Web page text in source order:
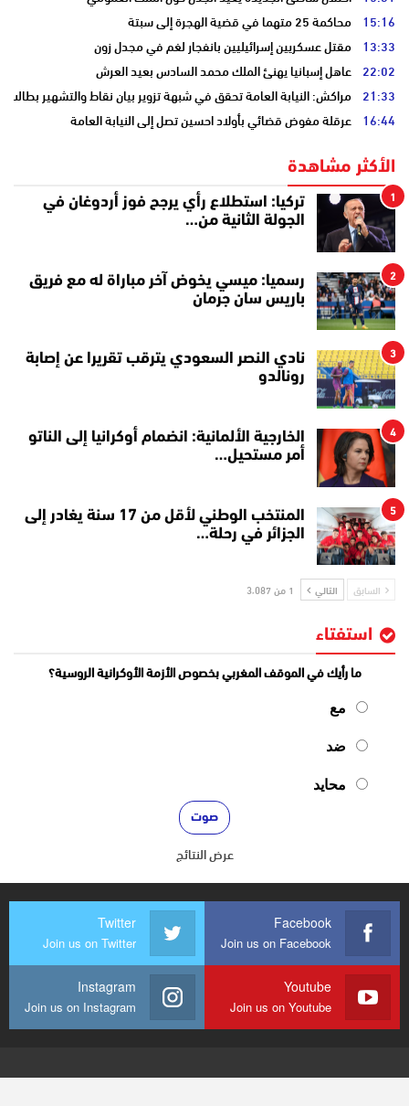
15:16 محاكمة 25 متهما في قضية الهجرة إلى سبتة
13:33 مقتل عسكريين إسرائيليين بانفجار لغم في مجدل زون
22:02 عاهل إسبانيا يهنئ الملك محمد السادس بعيد العرش
21:33 مراكش: النيابة العامة تحقق في شبهة تزوير بيان نقاط والتشهير بطالب
16:44 عرقلة مفوض قضائي بأولاد احسين تصل إلى النيابة العامة
الأكثر مشاهدة
1
تركيا: استطلاع رأي يرجح فوز أردوغان في
الجولة الثانية من…
2
رسميا: ميسي يخوض آخر مباراة له مع فريق
باريس سان جرمان
3
نادي النصر السعودي يترقب تقريرا عن إصابة
رونالدو
4
الخارجية الألمانية: انضمام أوكرانيا إلى الناتو
أمر مستحيل…
5
المنتخب الوطني لأقل من 17 سنة يغادر إلى
الجزائر في رحلة…
السابق التالي 1 من 3٬087
استفتاء
ما رأيك في الموقف المغربي بخصوص الأزمة الأوكرانية الروسية؟
مع
ضد
محايد
عرض النتائج
Facebook
Join us on Facebook
Twitter
Join us on Twitter
Youtube
Join us on Youtube
Instagram
Join us on Instagram